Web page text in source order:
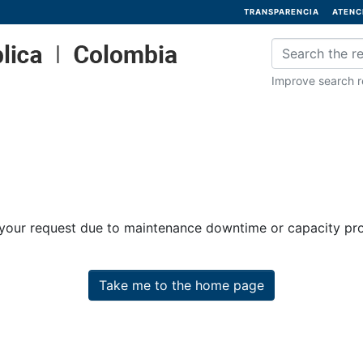
TRANSPARENCIA
Improve search
request due to maintenance downtime or capacity
Take me to the home page